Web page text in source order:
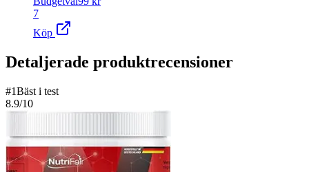
7
Köp
Detaljerade produktrecensioner
#1Bäst i test
8.9/10